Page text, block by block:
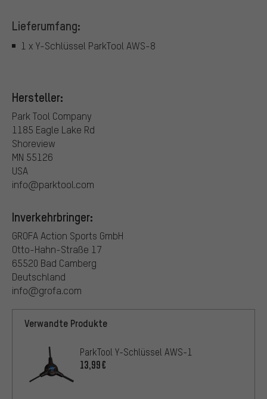
Lieferumfang:
1 x Y-Schlüssel ParkTool AWS-8
Hersteller:
Park Tool Company
1185 Eagle Lake Rd
Shoreview
MN 55126
USA
info@parktool.com
Inverkehrbringer:
GROFA Action Sports GmbH
Otto-Hahn-Straße 17
65520 Bad Camberg
Deutschland
info@grofa.com
Verwandte Produkte
ParkTool Y-Schlüssel AWS-1
13,99€